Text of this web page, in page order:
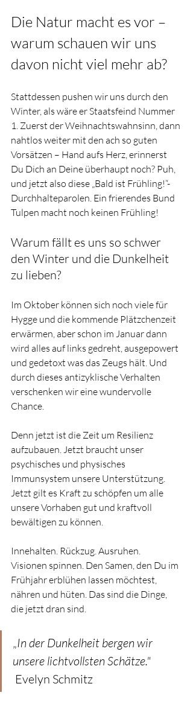
Die Natur macht es vor –
warum schauen wir uns
davon nicht viel mehr ab?
Stattdessen pushen wir uns durch den
Winter, als wäre er Staatsfeind Nummer
1. Zuerst der Weihnachtswahnsinn, dann
nahtlos weiter mit den ach so guten
Vorsätzen – Hand aufs Herz, erinnerst
Du Dich an Deine überhaupt noch? Puh,
und jetzt also diese „Bald ist Frühling!“-
Durchhalteparolen. Ein frierendes Bund
Tulpen macht noch keinen Frühling!
Warum fällt es uns so schwer
den Winter und die Dunkelheit
zu lieben?
Im Oktober können sich noch viele für
Hygge und die kommende Plätzchenzeit
erwärmen, aber schon im Januar dann
wird alles auf links gedreht, ausgepowert
und gedetoxt was das Zeugs hält. Und
durch dieses antizyklische Verhalten
verschenken wir eine wundervolle
Chance.
Denn jetzt ist die Zeit um Resilienz
aufzubauen. Jetzt braucht unser
psychisches und physisches
Immunsystem unsere Unterstützung.
Jetzt gilt es Kraft zu schöpfen um alle
unsere Vorhaben gut und kraftvoll
bewältigen zu können.
Innehalten. Rückzug. Ausruhen.
Visionen spinnen. Den Samen, den Du im
Frühjahr erblühen lassen möchtest,
nähren und hüten. Das sind die Dinge,
die jetzt dran sind.
„In der Dunkelheit bergen wir
unsere lichtvollsten Schätze."
Evelyn Schmitz